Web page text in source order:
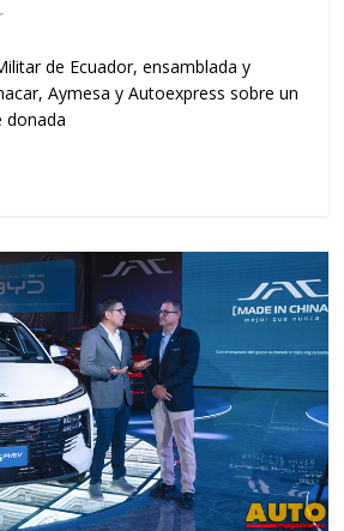
de Ecuador, ensamblada y
Aymesa y Autoexpress sobre un
donada